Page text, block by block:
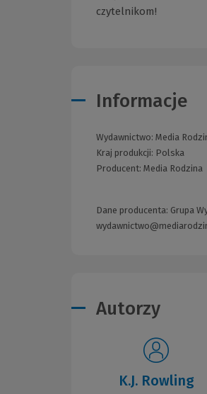
czytelnikom!
Informacje
Wydawnictwo: Media
Kraj produkcji: Polska
Producent: Media Rodzina
Dane producenta: Grupa
Autorzy
K.J. Rowling